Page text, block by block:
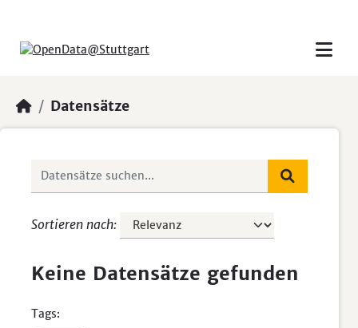
Datensätze
Sortieren nach
Keine Datensätze gefunden
Tags: